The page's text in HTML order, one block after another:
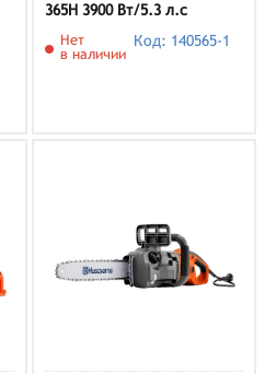
365H 3900 Вт/5.3 л.с
Нет
в наличии
Код: 140565-1